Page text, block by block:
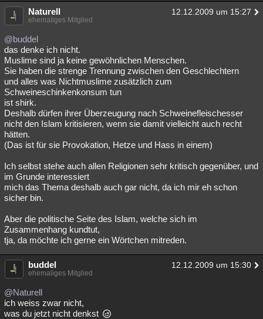
Naturell 12.12.2009 um 15:27
ehemaliges Mitglied
@buddel
das denke ich nicht.
Muslime sind ja keine gewöhnlichen Menschen.
Sie haben die strenge Trennung zwischen den Geschlechtern
und alles was Nichtmuslime zusätzlich zum
Schweineschinkenkonsum tun
ist shirk.
Deshalb dürfen ihrer Überzeugung nach Schweinefleischesser
nicht den Islam kritisieren, wenn sie damit vielleicht auch recht
hätten.
(Das ist für sie Provokation, Hetze und Hass in einem)
Ich selbst stehe auch allen Religionen sehr kritisch gegenüber, und
im Grunde interessiert
mich das Thema deshalb auch gar nicht, da ich mir eh schon
sicher bin.
Aber die politische Seite des Islam, welche sich im
Zusammenhang kundtut,
tja, da möchte ich gerne ein Wörtchen mitreden.
buddel 12.12.2009 um 15:30
ehemaliges Mitglied
@Naturell
ich weiss zwar nicht,
was du jetzt nicht denkst